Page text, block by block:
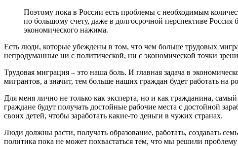
Поэтому пока в России есть проблемы с необходимым
по большому счету, даже в долгосрочной перспективе Россия
экономического нажима.
Есть люди, которые убеждены в том, что чем больше трудовых
непродуманные ни с политической, ни с экономической точки
Трудовая миграция – это наша боль. И главная задача в
мигрантов, а значит, тем больше наших граждан будет работать на
Для меня лично не только как эксперта, но и как гражданина,
граждане будут получать достойные рабочие места с достойной
своих детей, чтобы заработать какие-то деньги в чужих странах.
Люди должны расти, получать образование, работать, создавать
политика пока не может похвастаться тем, что мы решили